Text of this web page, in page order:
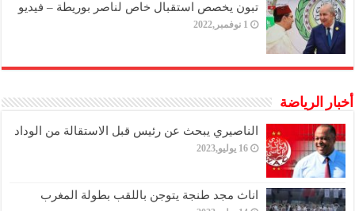
تبون يخصص استقبال خاص لناصر بوريطة – فيديو
1 نوفمبر,2022
أخبار الرياضة
الناصيري يبحث عن رئيس قبل الاستقالة من الوداد
16 يوليو,2023
اناث مجد طنجة يتوجن باللقب بطولة المغرب